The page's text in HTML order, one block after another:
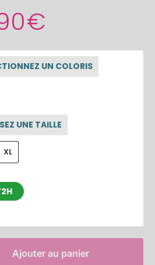
€
UN COLORIS
UNE TAILLE
XL
Ajouter au panier